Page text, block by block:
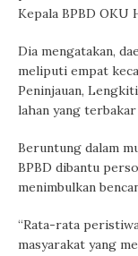
Kepala BPBD OKU
Dia mengatakan,
meliputi empat
Peninjauan,
lahan yang
Beruntung dalam
BPBD dibantu
menimbulkan
“Rata-rata
masyarakat yang